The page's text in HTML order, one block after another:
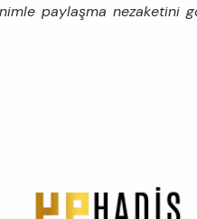
paylaşma nezaketini